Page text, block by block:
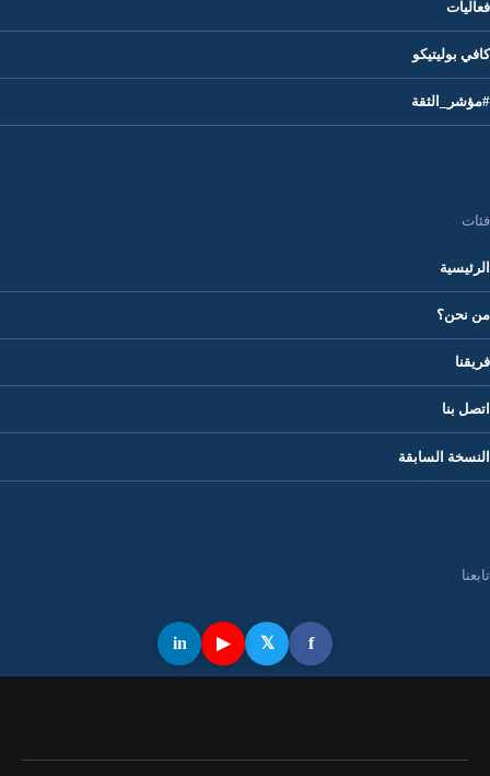
فعاليات
كافي بوليتيكو
#مؤشر_الثقة
فئات
الرئيسية
من نحن؟
فريقنا
اتصل بنا
النسخة السابقة
تابعنا
f
𝕏
▶
in